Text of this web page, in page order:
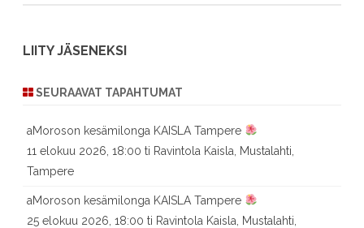
LIITY JÄSENEKSI
SEURAAVAT TAPAHTUMAT
aMoroson kesämilonga KAISLA Tampere
11 elokuu 2026, 18:00 ti Ravintola Kaisla, Mustalahti,
Tampere
aMoroson kesämilonga KAISLA Tampere
25 elokuu 2026, 18:00 ti Ravintola Kaisla, Mustalahti,